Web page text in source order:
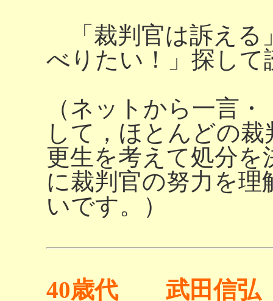
「裁判官は訴える
べりたい！」探して
（ネットから一言
して，ほとんどの
更生を考えて処分
に裁判官の努力を
いです。）
40歳代 武田信弘